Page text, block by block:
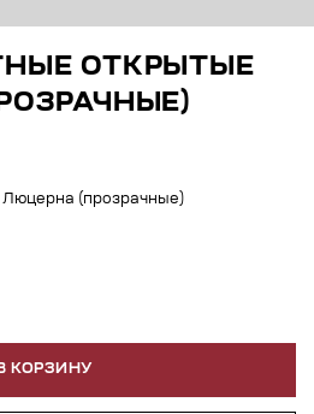
ОТКРЫТЫЕ
(прозрачные)
КОРЗИНУ